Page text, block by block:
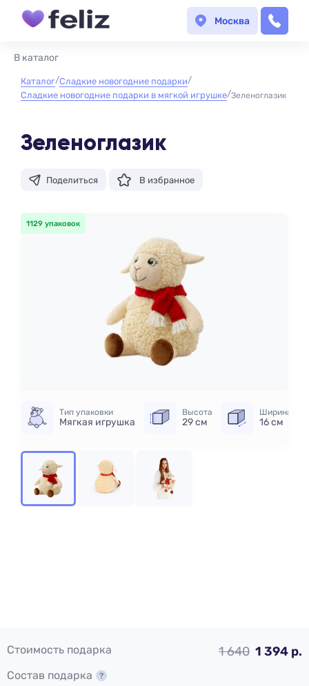
Москва
В каталог
Каталог Сладкие новогодние подарки
Сладкие новогодние подарки в мягкой игрушке Зеленоглазик
Зеленоглазик
Поделиться В избранное
1129 упаковок
Тип упаковки
Мягкая игрушка
Высота
29 см
Ширина
16 см
Стоимость подарка 1 640 1 394 р.
Состав подарка